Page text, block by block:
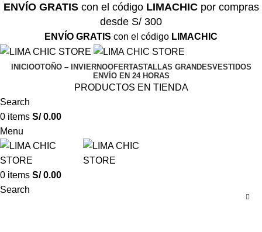
ENVÍO GRATIScon el código LIMACHICpor compras
desde S/ 300
ENVÍO GRATIS con el código LIMACHIC
INICIOOTOÑO – INVIERNOOFERTASTALLAS GRANDESVESTIDOS
ENVÍO EN 24 HORAS
PRODUCTOS EN TIENDA
Search
0 items S/0.00
Menu
0 items S/0.00
Search